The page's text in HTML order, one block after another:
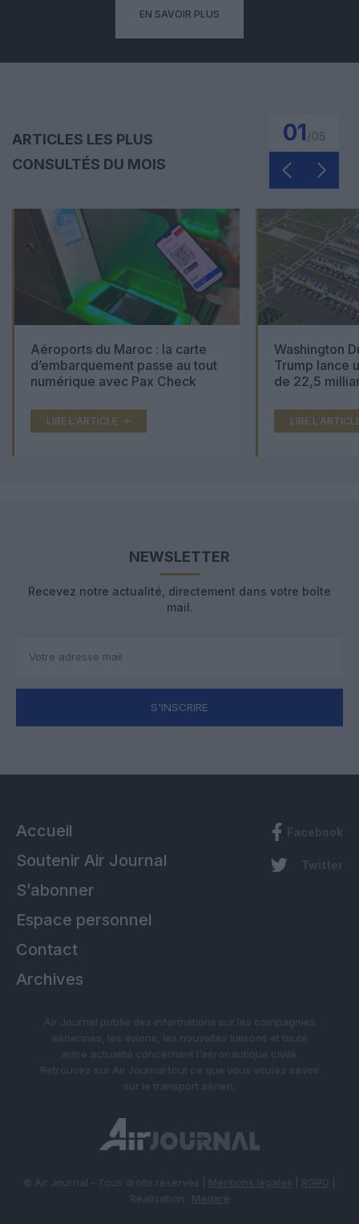
EN SAVOIR PLUS
ARTICLES LES PLUS
CONSULTÉS DU MOIS
01
Aéroports du Maroc : la carte
d’embarquement passe au tout
numérique avec Pax Check
LIRE L'ARTICLE
Washington
Trump lance
de 22,5
LIRE
NEWSLETTER
Recevez notre actualité, directement dans votre boîte
mail.
S'INSCRIRE
Accueil
Soutenir Air Journal
S’abonner
Espace personnel
Contact
Archives